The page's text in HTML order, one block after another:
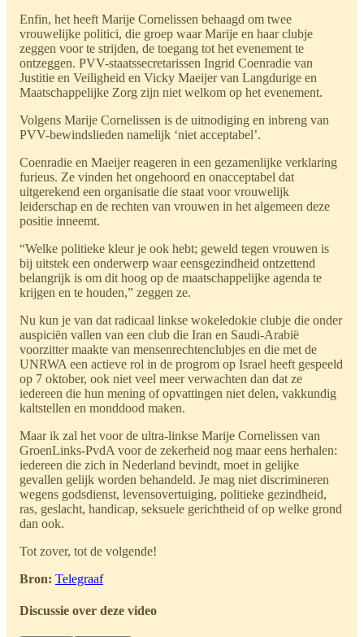
Enfin, het heeft Marije Cornelissen behaagd om twee
vrouwelijke politici, die groep waar Marije en haar clubje
zeggen voor te strijden, de toegang tot het evenement te
ontzeggen. PVV-staatssecretarissen Ingrid Coenradie van
Justitie en Veiligheid en Vicky Maeijer van Langdurige en
Maatschappelijke Zorg zijn niet welkom op het evenement.
Volgens Marije Cornelissen is de uitnodiging en inbreng van
PVV-bewindslieden namelijk ‘niet acceptabel’.
Coenradie en Maeijer reageren in een gezamenlijke verklaring
furieus. Ze vinden het ongehoord en onacceptabel dat
uitgerekend een organisatie die staat voor vrouwelijk
leiderschap en de rechten van vrouwen in het algemeen deze
positie inneemt.
“Welke politieke kleur je ook hebt; geweld tegen vrouwen is
bij uitstek een onderwerp waar eensgezindheid ontzettend
belangrijk is om dit hoog op de maatschappelijke agenda te
krijgen en te houden,” zeggen ze.
Nu kun je van dat radicaal linkse wokeledokie clubje die onder
auspiciën vallen van een club die Iran en Saudi-Arabië
voorzitter maakte van mensenrechtenclubjes en die met de
UNRWA een actieve rol in de progrom op Israel heeft gespeeld
op 7 oktober, ook niet veel meer verwachten dan dat ze
iedereen die hun mening of opvattingen niet delen, vakkundig
kaltstellen en monddood maken.
Maar ik zal het voor de ultra-linkse Marije Cornelissen van
GroenLinks-PvdA voor de zekerheid nog maar eens herhalen:
iedereen die zich in Nederland bevindt, moet in gelijke
gevallen gelijk worden behandeld. Je mag niet discrimineren
wegens godsdienst, levensovertuiging, politieke gezindheid,
ras, geslacht, handicap, seksuele gerichtheid of op welke grond
dan ook.
Tot zover, tot de volgende!
Bron: Telegraaf
Discussie over deze video